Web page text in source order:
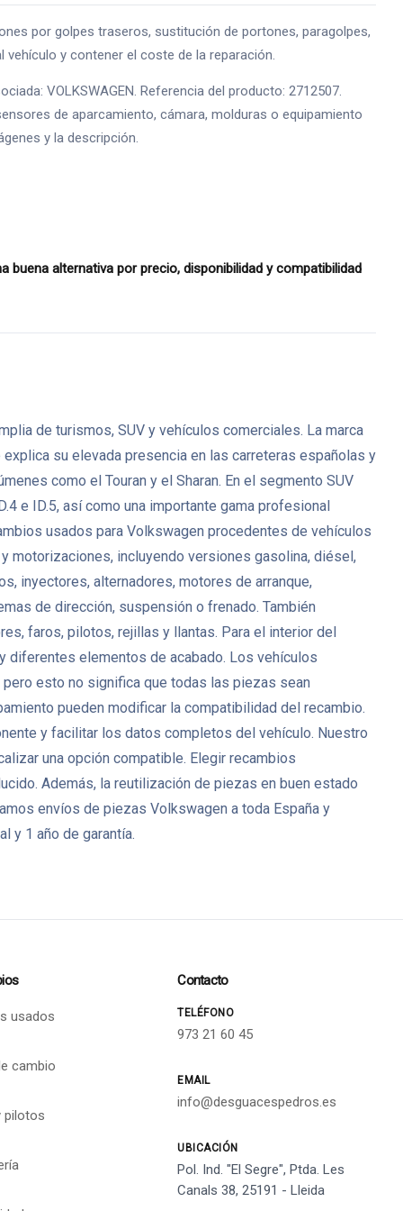
por golpes traseros, sustitución de portones, paragolpes,
y contener el coste de la reparación.
VOLKSWAGEN. Referencia del producto: 2712507.
de aparcamiento, cámara, molduras o equipamiento
y la descripción.
buena alternativa por precio, disponibilidad y compatibilidad
de turismos, SUV y vehículos comerciales. La marca
su elevada presencia en las carreteras españolas y
como el Touran y el Sharan. En el segmento SUV
e ID.5, así como una importante gama profesional
usados para Volkswagen procedentes de vehículos
motorizaciones, incluyendo versiones gasolina, diésel,
inyectores, alternadores, motores de arranque,
de dirección, suspensión o frenado. También
faros, pilotos, rejillas y llantas. Para el interior del
diferentes elementos de acabado. Los vehículos
esto no significa que todas las piezas sean
pueden modificar la compatibilidad del recambio.
y facilitar los datos completos del vehículo. Nuestro
una opción compatible. Elegir recambios
Además, la reutilización de piezas en buen estado
envíos de piezas Volkswagen a toda España y
y 1 año de garantía.
usados
cambio
pilotos
Contacto
TELÉFONO
973 21 60 45
EMAIL
info@desguacespedros.es
UBICACIÓN
Pol. Ind. "El Segre", Ptda. Les
Canals 38, 25191 - Lleida